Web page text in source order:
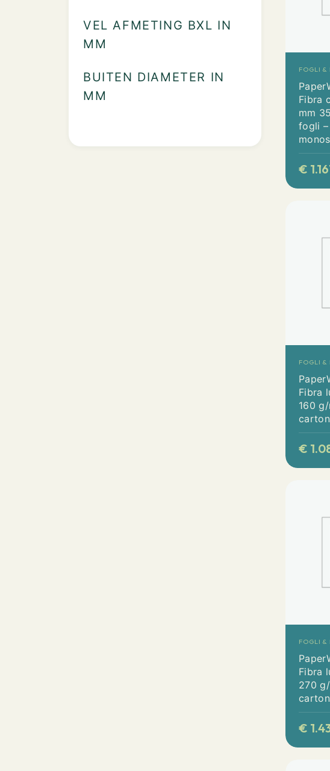
VEL AFMETING BXL IN
MM
BUITEN DIAMETER IN
MM
FOGLI &
Fibra
mm
fogli
€
FOGLI &
Fibra
160
€
FOGLI &
Fibra
270
€